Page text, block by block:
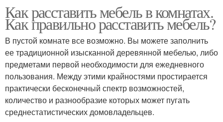
Как расставить мебель в комнатах.
Как правильно расставить мебель?
В пустой комнате все возможно. Вы можете заполнить
ее традиционной изысканной деревянной мебелью, либо
предметами первой необходимости для ежедневного
пользования. Между этими крайностями простирается
практически бесконечный спектр возможностей,
количество и разнообразие которых может пугать
среднестатистических домовладельцев.